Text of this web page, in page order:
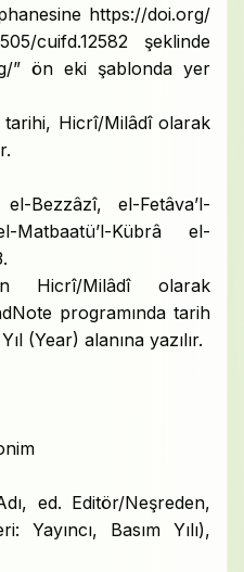
https://doi.org/
cuifd.12582 şeklinde
” ön eki şablonda yer
tarihi, Hicrî/Milâdî olarak
Bezzâzî, el-Fetâva’l-
Kübrâ el-
Hicrî/Milâdî olarak
programında tarih
(Year) alanına yazılır.
ed. Editör/Neşreden,
Yayıncı, Basım Yılı),